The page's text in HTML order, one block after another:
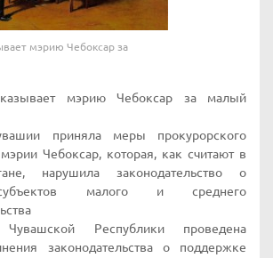
мэрию Чебоксар за
мэрию Чебоксар за малый
приняла меры прокурорского
Чебоксар, которая, как считают в
нарушила законодательство о
малого и среднего
Чувашской Республики проведена
законодательства о поддержке